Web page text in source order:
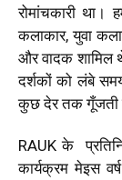
रोमांचकारी
कलाकार, युवा
और वादक शामिल
दर्शकों को लंबे
कुछ देर तक गूँजती
RAUK के
कार्यक्रम मेइस